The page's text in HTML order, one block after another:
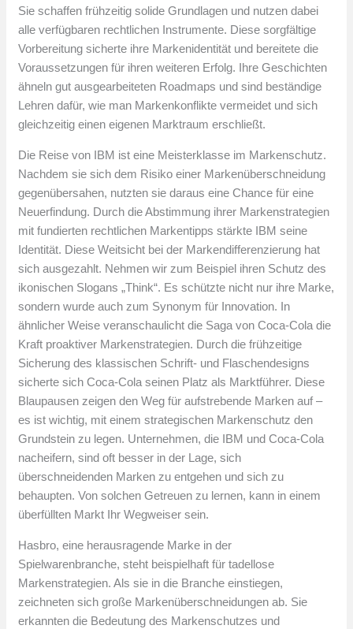
Sie schaffen frühzeitig solide Grundlagen und nutzen dabei
alle verfügbaren rechtlichen Instrumente. Diese sorgfältige
Vorbereitung sicherte ihre Markenidentität und bereitete die
Voraussetzungen für ihren weiteren Erfolg. Ihre Geschichten
ähneln gut ausgearbeiteten Roadmaps und sind beständige
Lehren dafür, wie man Markenkonflikte vermeidet und sich
gleichzeitig einen eigenen Marktraum erschließt.
Die Reise von IBM ist eine Meisterklasse im Markenschutz.
Nachdem sie sich dem Risiko einer Markenüberschneidung
gegenübersahen, nutzten sie daraus eine Chance für eine
Neuerfindung. Durch die Abstimmung ihrer Markenstrategien
mit fundierten rechtlichen Markentipps stärkte IBM seine
Identität. Diese Weitsicht bei der Markendifferenzierung hat
sich ausgezahlt. Nehmen wir zum Beispiel ihren Schutz des
ikonischen Slogans „Think“. Es schützte nicht nur ihre Marke,
sondern wurde auch zum Synonym für Innovation. In
ähnlicher Weise veranschaulicht die Saga von Coca-Cola die
Kraft proaktiver Markenstrategien. Durch die frühzeitige
Sicherung des klassischen Schrift- und Flaschendesigns
sicherte sich Coca-Cola seinen Platz als Marktführer. Diese
Blaupausen zeigen den Weg für aufstrebende Marken auf –
es ist wichtig, mit einem strategischen Markenschutz den
Grundstein zu legen. Unternehmen, die IBM und Coca-Cola
nacheifern, sind oft besser in der Lage, sich
überschneidenden Marken zu entgehen und sich zu
behaupten. Von solchen Getreuen zu lernen, kann in einem
überfüllten Markt Ihr Wegweiser sein.
Hasbro, eine herausragende Marke in der
Spielwarenbranche, steht beispielhaft für tadellose
Markenstrategien. Als sie in die Branche einstiegen,
zeichneten sich große Markenüberschneidungen ab. Sie
erkannten die Bedeutung des Markenschutzes und